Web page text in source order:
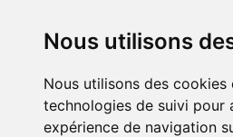
Nous utilisons
Nous utilisons des cookies
technologies de suivi pour
expérience de navigation
La Marque
Les Performances
Les Fabricants